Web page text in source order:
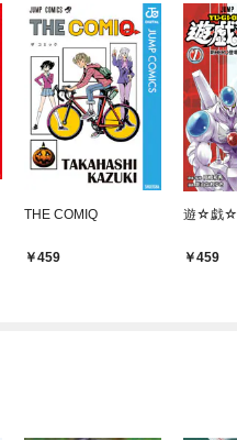
THE COMIQ
459
遊☆戯☆
459